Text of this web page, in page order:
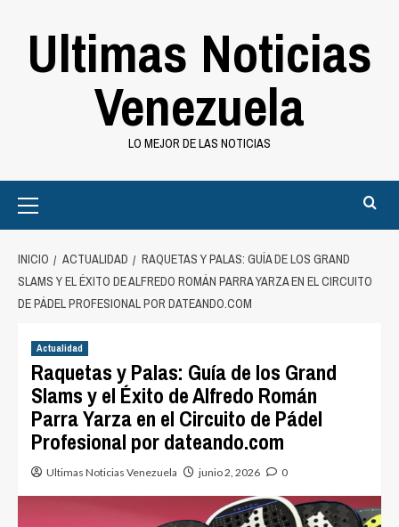
Ultimas Noticias
Venezuela
LO MEJOR DE LAS NOTICIAS
Menu
INICIO ACTUALIDAD
RAQUETAS Y PALAS: GUÍA DE LOS GRAND
SLAMS Y EL ÉXITO DE ALFREDO ROMÁN PARRA YARZA EN EL CIRCUITO
DE PÁDEL PROFESIONAL POR DATEANDO.COM
Actualidad
Raquetas y Palas: Guía de los Grand
Slams y el Éxito de Alfredo Román
Parra Yarza en el Circuito de Pádel
Profesional por dateando.com
Ultimas Noticias Venezuela junio 2, 2026 0